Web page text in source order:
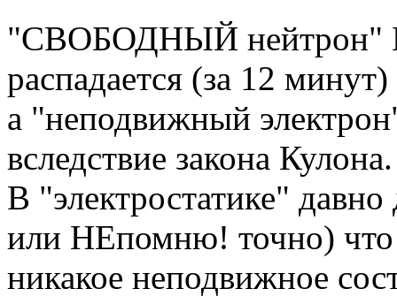
"СВОБОДНЫЙ нейтрон"
распадается (за 12 минут)
а "неподвижный
вследствие закона Кулона.
В "электростатике"
или НЕпомню! точно) что
никакое неподвижное